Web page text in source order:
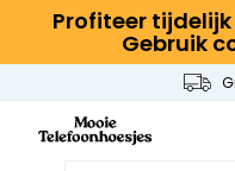
Profiteer
Gebruik